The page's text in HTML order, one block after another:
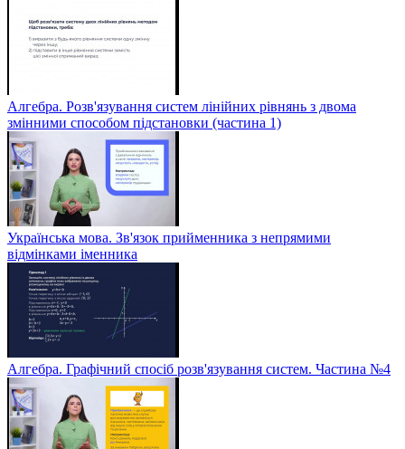
Алгебра. Розв'язування систем лінійних рівнянь з двома
змінними способом підстановки (частина 1)
Українська мова. Зв'язок прийменника з непрямими
відмінками іменника
Алгебра. Графічний спосіб розв'язування систем. Частина №4